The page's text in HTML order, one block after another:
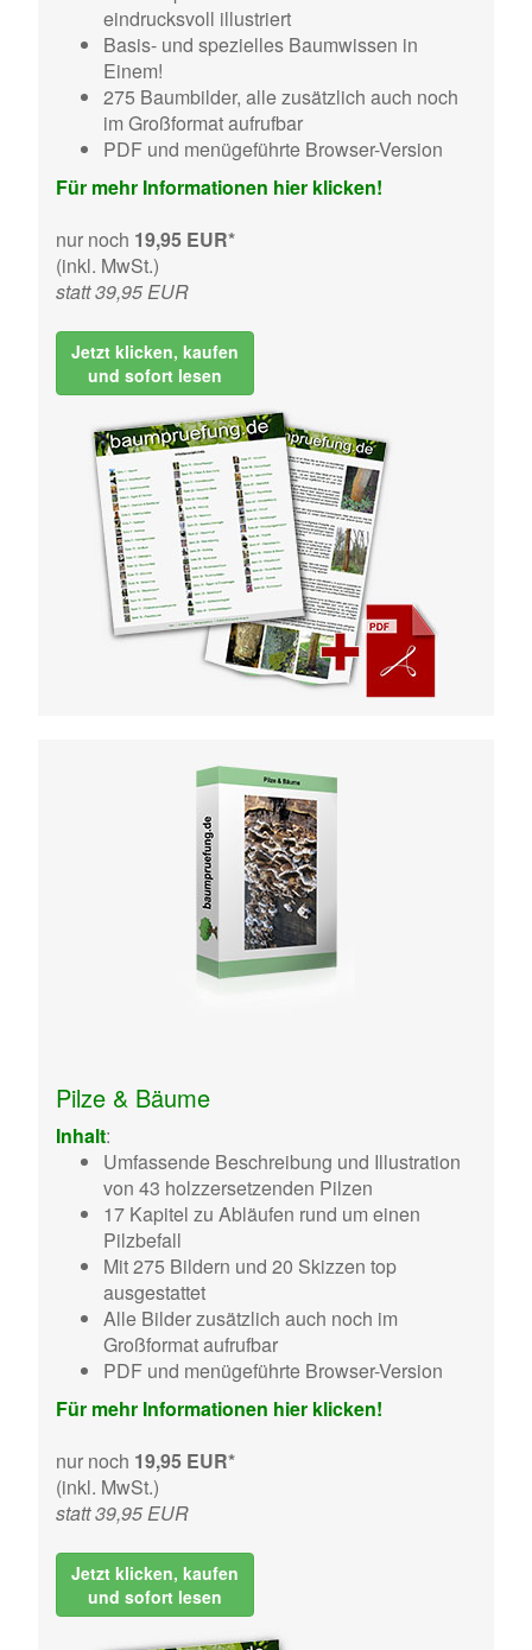
eindrucksvoll illustriert
Basis- und spezielles Baumwissen in
Einem!
275 Baumbilder, alle zusätzlich auch noch
im Großformat aufrufbar
PDF und menügeführte Browser-Version
Für mehr Informationen hier klicken!
nur noch 19,95 EUR*
(inkl. MwSt.)
statt 39,95 EUR
Jetzt klicken, kaufen
und sofort lesen
Pilze & Bäume
Inhalt:
Umfassende Beschreibung und Illustration
von 43 holzzersetzenden Pilzen
17 Kapitel zu Abläufen rund um einen
Pilzbefall
Mit 275 Bildern und 20 Skizzen top
ausgestattet
Alle Bilder zusätzlich auch noch im
Großformat aufrufbar
PDF und menügeführte Browser-Version
Für mehr Informationen hier klicken!
nur noch 19,95 EUR*
(inkl. MwSt.)
statt 39,95 EUR
Jetzt klicken, kaufen
und sofort lesen